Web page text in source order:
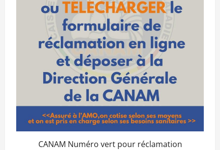
CANAM Numéro vert pour réclamation